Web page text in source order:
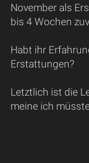
November als
bis 4 Wochen
Habt ihr
Erstattungen?
Letztlich ist die
meine ich